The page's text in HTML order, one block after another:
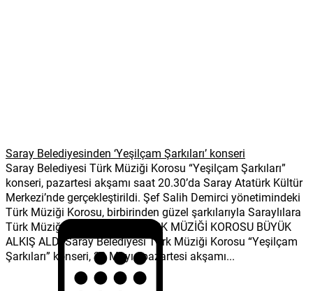
Saray Belediyesinden ‘Yeşilçam Şarkıları’ konseri
Saray Belediyesi Türk Müziği Korosu “Yeşilçam Şarkıları”
konseri, pazartesi akşamı saat 20.30’da Saray Atatürk Kültür
Merkezi’nde gerçekleştirildi. Şef Salih Demirci yönetimindeki
Türk Müziği Korosu, birbirinden güzel şarkılarıyla Saraylılara
Türk Müziği ziyafeti sundu TÜRK MÜZİĞİ KOROSU BÜYÜK
ALKIŞ ALDI Saray Belediyesi Türk Müziği Korosu “Yeşilçam
Şarkıları” konseri, 29 Mayıs pazartesi akşamı...